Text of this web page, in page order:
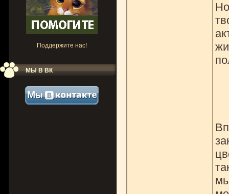
Поддержите нас!
МЫ В ВК